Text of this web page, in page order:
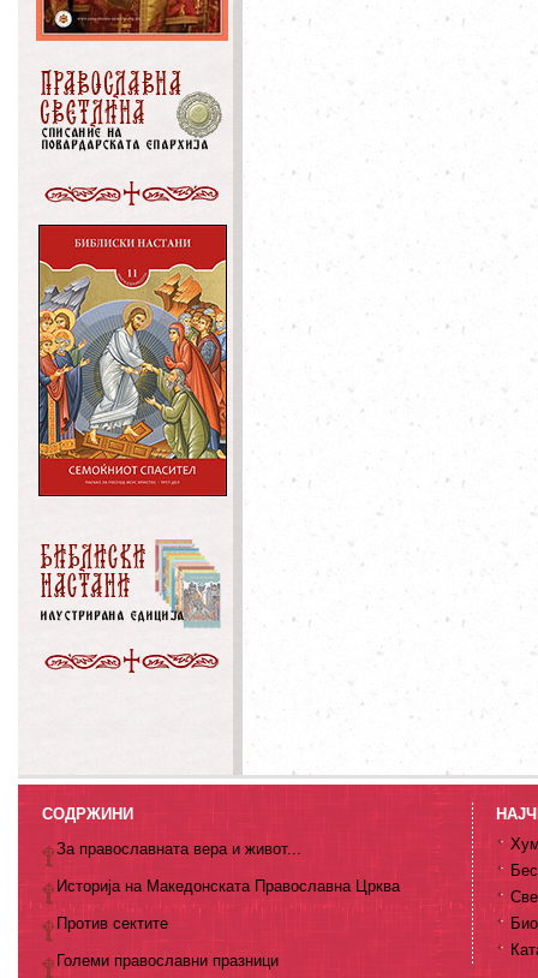
СОДРЖИНИ
За православната вера и живот...
Историја на Македонската Православна Црква
Против сектите
Големи православни празници